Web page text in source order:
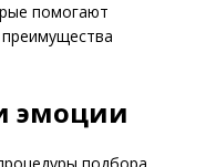
помогают
эмоции